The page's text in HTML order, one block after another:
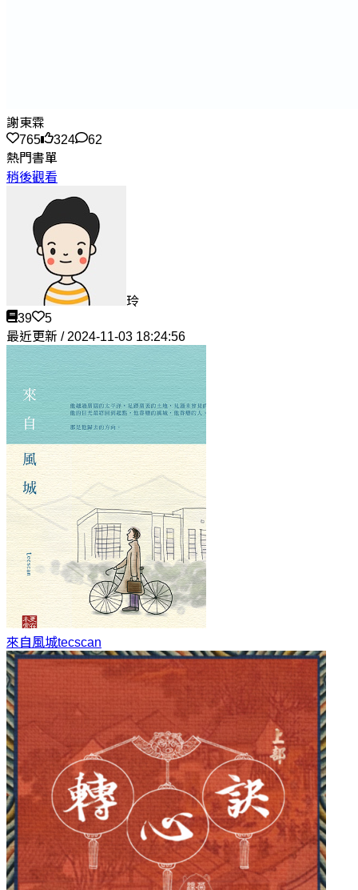
謝東霖
765
324
62
熱門書單
稍後觀看
玲
39
5
最近更新 / 2024-11-03 18:24:56
來自風城tecscan